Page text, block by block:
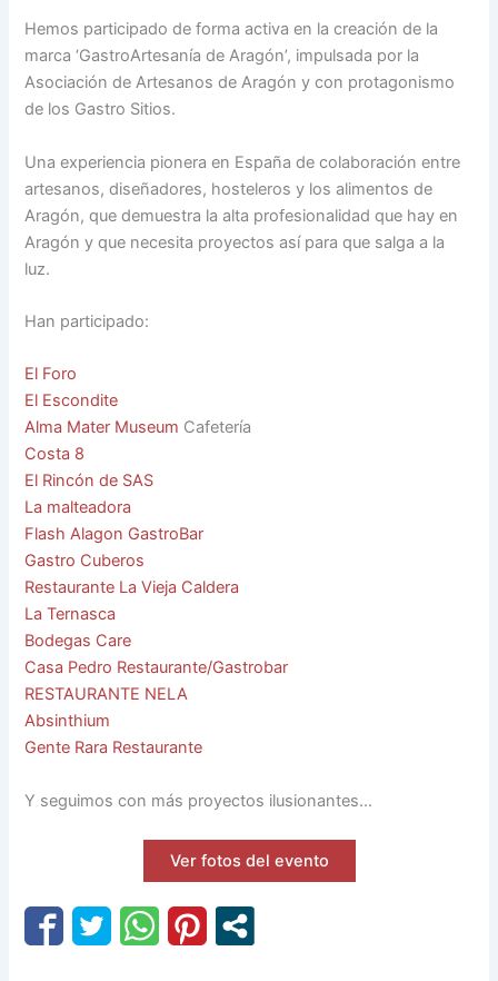
Hemos participado de forma activa en la creación de la
marca ‘GastroArtesanía de Aragón’, impulsada por la
Asociación de Artesanos de Aragón y con protagonismo
de los Gastro Sitios.
Una experiencia pionera en España de colaboración entre
artesanos, diseñadores, hosteleros y los alimentos de
Aragón, que demuestra la alta profesionalidad que hay en
Aragón y que necesita proyectos así para que salga a la
luz.
Han participado:
El Foro
El Escondite
Alma Mater Museum Cafetería
Costa 8
El Rincón de SAS
La malteadora
Flash Alagon GastroBar
Gastro Cuberos
Restaurante La Vieja Caldera
La Ternasca
Bodegas Care
Casa Pedro Restaurante/Gastrobar
RESTAURANTE NELA
Absinthium
Gente Rara Restaurante
Y seguimos con más proyectos ilusionantes…
Ver fotos del evento